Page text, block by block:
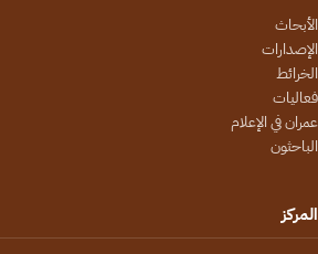
الأبحاث
الإصدارات
الخرائط
فعاليات
عمران في الإعلام
الباحثون
المركز